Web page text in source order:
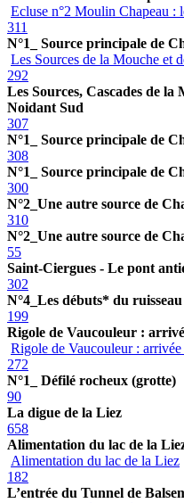
Ecluse n°2 Moulin Chapeau :
311
N°1_ Source principale de
Les Sources de la Mouche et
292
Les Sources, Cascades de
Noidant Sud
307
N°1_ Source principale de
308
N°1_ Source principale de
300
N°2_Une autre source de
310
N°2_Une autre source de
55
Saint-Ciergues - Le pont
302
N°4_Les débuts* du
199
Rigole de Vaucouleur :
Rigole de Vaucouleur :
272
N°1_ Défilé rocheux (grotte)
90
La digue de la Liez
658
Alimentation du lac de la
Alimentation du lac de la Liez
182
L’entrée du Tunnel de